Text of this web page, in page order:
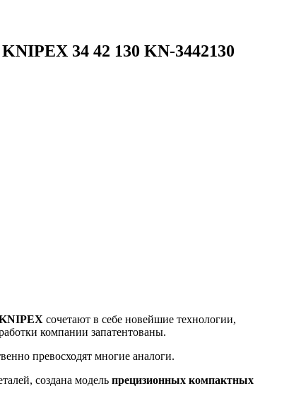
34 42 130 KN-3442130
сочетают в себе новейшие технологии,
компании запатентованы.
превосходят многие аналоги.
создана модель прецизионных компактных